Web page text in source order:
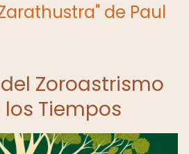
de Paul
Zoroastrismo
Tiempos